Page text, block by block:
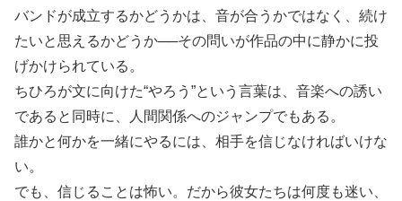
バンドが成立するかどうかは、音が合うかではなく、続け
たいと思えるかどうか──その問いが作品の中に静かに投
げかけられている。
ちひろが文に向けた“やろう”という言葉は、音楽への誘い
であると同時に、人間関係へのジャンプでもある。
誰かと何かを一緒にやるには、相手を信じなければいけな
い。
でも、信じることは怖い。だから彼女たちは何度も迷い、